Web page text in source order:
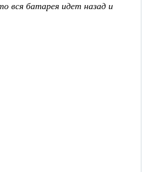
вся батарея идет назад и